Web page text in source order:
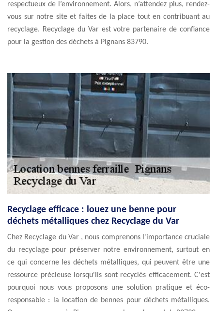
respectueux de l’environnement. Alors, n’attendez plus, rendez-
vous sur notre site et faites de la place tout en contribuant au
recyclage. Recyclage du Var est votre partenaire de confiance
pour la gestion des déchets à Pignans 83790.
Recyclage efficace : louez une benne pour
déchets métalliques chez Recyclage du Var
Chez Recyclage du Var , nous comprenons l'importance cruciale
du recyclage pour préserver notre environnement, surtout en
ce qui concerne les déchets métalliques, qui peuvent être une
ressource précieuse lorsqu'ils sont recyclés efficacement. C'est
pourquoi nous vous proposons une solution pratique et éco-
responsable : la location de bennes pour déchets métalliques.